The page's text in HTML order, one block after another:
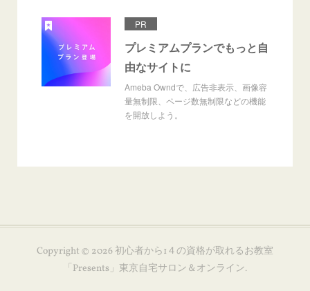
PR
プレミアムプランでもっと自
由なサイトに
Ameba Owndで、広告非表示、画像容
量無制限、ページ数無制限などの機能
を開放しよう。
Copyright © 2026初心者から1４の資格が取れるお教室
「Presents」東京自宅サロン＆オンライン.